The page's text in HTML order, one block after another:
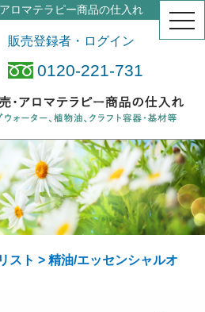
ロマテラピー商品の仕入れ
販売登録者・ログイン
0120-221-731
スト > 精油/エッセンシャルオ